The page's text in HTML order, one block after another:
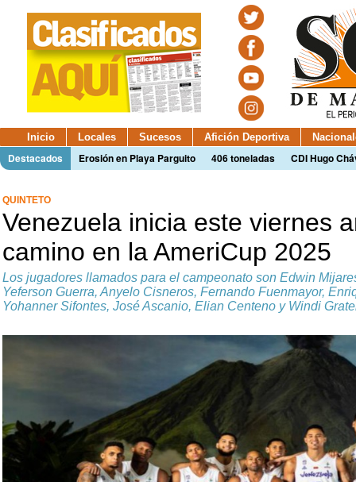
Inicio Locales Sucesos Afición Deportiva
Destacados Erosión en Playa Parguito 406 toneladas CDI Hugo
QUINTETO
Venezuela inicia este viernes
camino en la AmeriCup 2025
Los jugadores llamados para el campeonato son Edwin
Yeferson Guerra, Anyelo Cisneros, Fernando Fuenmayor,
Yohanner Sifontes, José Ascanio, Elian Centeno y Windi